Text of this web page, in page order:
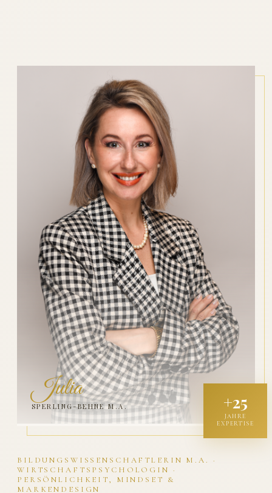
BILDUNGSWISSENSCHAFTLERIN M.A. ·
WIRTSCHAFTSPSYCHOLOGIN ·
PERSÖNLICHKEIT, MINDSET &
MARKENDESIGN
Julia
SPERLING-BEHNE M.A. +25
JAHRE
EXPERTISE